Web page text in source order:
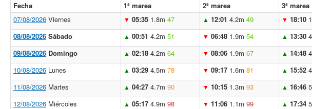
Fecha 1ª marea 2ª marea 3ª marea
07/08/2026 Viernes ▼ 05:35 1.8m 47 ▲ 12:01 4.2m 49 ▼ 18:10
08/08/2026 Sábado ▲ 00:51 4.2m 51 ▼ 06:48 1.9m 54 ▲ 13:30
09/08/2026 Domingo ▲ 02:18 4.2m 64 ▼ 08:06 1.9m 67 ▲ 14:48
10/08/2026 Lunes ▲ 03:29 4.5m 78 ▼ 09:17 1.6m 81 ▲ 15:52
11/08/2026 Martes ▲ 04:27 4.7m 90 ▼ 10:15 1.3m 93 ▲ 16:46
12/08/2026 Miércoles ▲ 05:17 4.9m 98 ▼ 11:06 1.1m 99 ▲ 17:34